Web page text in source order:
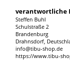
verantwortliche
Steffen Buhl
Schulstraße 2
Brandenburg
Drahnsdorf,
info@tibu-shop.de
https://www.tibu-